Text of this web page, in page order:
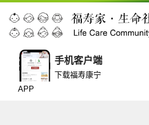
手机客户端
下载福寿康宁
APP